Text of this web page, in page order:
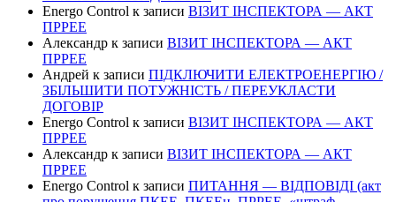
Energo Control к записи ВІЗИТ ІНСПЕКТОРА — АКТ
ПРРЕЕ
Александр к записи ВІЗИТ ІНСПЕКТОРА — АКТ
ПРРЕЕ
Андрей к записи ПІДКЛЮЧИТИ ЕЛЕКТРОЕНЕРГІЮ /
ЗБІЛЬШИТИ ПОТУЖНІСТЬ / ПЕРЕУКЛАСТИ
ДОГОВІР
Energo Control к записи ВІЗИТ ІНСПЕКТОРА — АКТ
ПРРЕЕ
Александр к записи ВІЗИТ ІНСПЕКТОРА — АКТ
ПРРЕЕ
Energo Control к записи ПИТАННЯ — ВІДПОВІДІ (акт